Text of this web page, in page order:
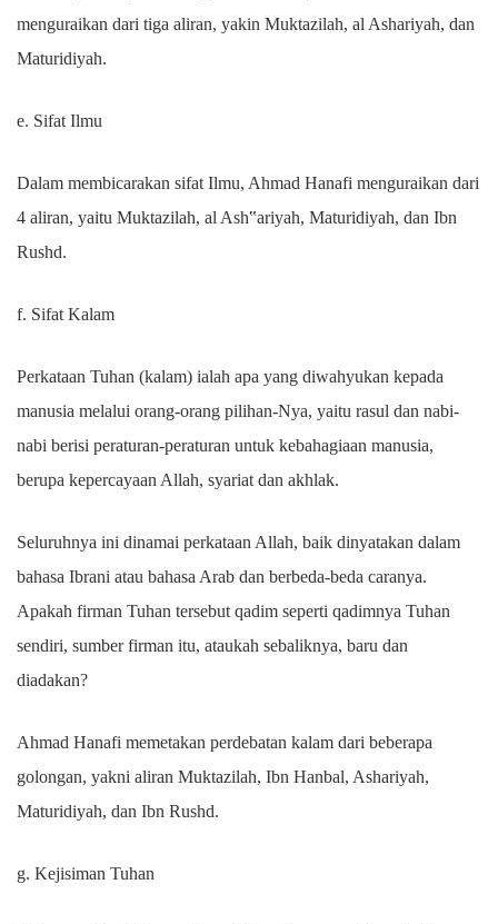
menguraikan dari tiga aliran, yakin Muktazilah, al Ashariyah, dan
Maturidiyah.
e. Sifat Ilmu
Dalam membicarakan sifat Ilmu, Ahmad Hanafi menguraikan dari
4 aliran, yaitu Muktazilah, al Ash‟ariyah, Maturidiyah, dan Ibn
Rushd.
f. Sifat Kalam
Perkataan Tuhan (kalam) ialah apa yang diwahyukan kepada
manusia melalui orang-orang pilihan-Nya, yaitu rasul dan nabi-
nabi berisi peraturan-peraturan untuk kebahagiaan manusia,
berupa kepercayaan Allah, syariat dan akhlak.
Seluruhnya ini dinamai perkataan Allah, baik dinyatakan dalam
bahasa Ibrani atau bahasa Arab dan berbeda-beda caranya.
Apakah firman Tuhan tersebut qadim seperti qadimnya Tuhan
sendiri, sumber firman itu, ataukah sebaliknya, baru dan
diadakan?
Ahmad Hanafi memetakan perdebatan kalam dari beberapa
golongan, yakni aliran Muktazilah, Ibn Hanbal, Ashariyah,
Maturidiyah, dan Ibn Rushd.
g. Kejisiman Tuhan